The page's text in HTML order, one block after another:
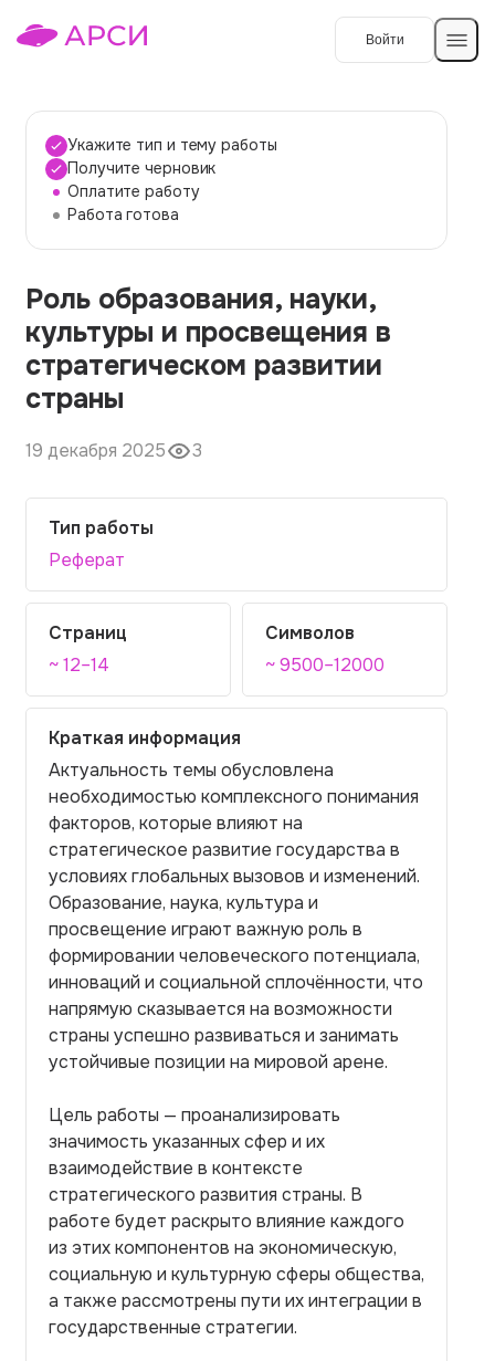
Войти
Темы работ
О сервисе
О компании
Наши гарантии
Порядок оплаты
Контакты
Укажите тип и тему работы
Получите черновик
Оплатите работу
Работа готова
Роль образования, науки,
культуры и просвещения в
стратегическом развитии
страны
19 декабря 2025 3
Тип работы
Реферат
Страниц
~ 12–14
Символов
~ 9500–12000
Краткая информация
Актуальность темы обусловлена
необходимостью комплексного понимания
факторов, которые влияют на
стратегическое развитие государства в
условиях глобальных вызовов и изменений.
Образование, наука, культура и
просвещение играют важную роль в
формировании человеческого потенциала,
инноваций и социальной сплочённости, что
напрямую сказывается на возможности
страны успешно развиваться и занимать
устойчивые позиции на мировой арене.
Цель работы — проанализировать
значимость указанных сфер и их
взаимодействие в контексте
стратегического развития страны. В
работе будет раскрыто влияние каждого
из этих компонентов на экономическую,
социальную и культурную сферы общества,
а также рассмотрены пути их интеграции в
государственные стратегии.